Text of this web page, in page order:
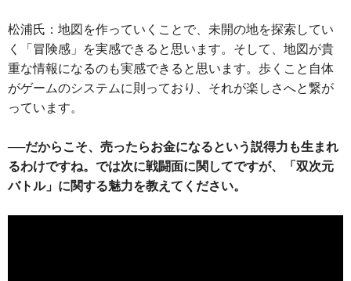
松浦氏：地図を作っていくことで、未開の地を探索してい
く「冒険感」を実感できると思います。そして、地図が貴
重な情報になるのも実感できると思います。歩くこと自体
がゲームのシステムに則っており、それが楽しさへと繋が
っています。
──だからこそ、売ったらお金になるという説得力も生まれ
るわけですね。では次に戦闘面に関してですが、「双次元
バトル」に関する魅力を教えてください。